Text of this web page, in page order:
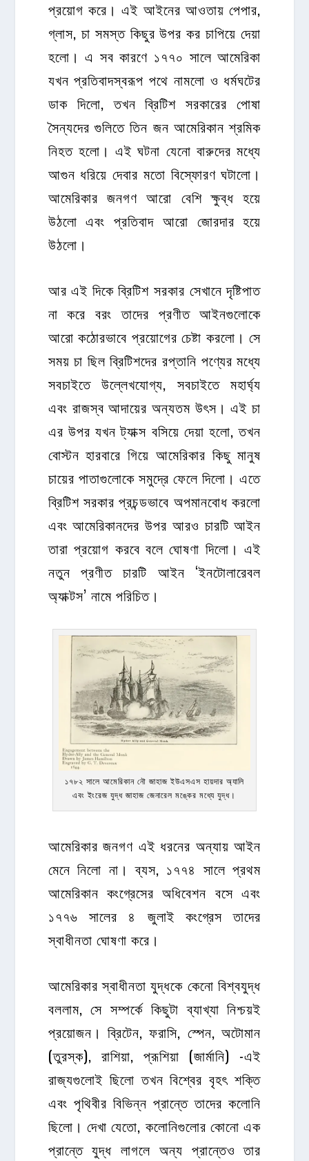
প্রয়োগ করে। এই আইনের আওতায় পেপার,
গ্লাস, চা সমস্ত কিছুর উপর কর চাপিয়ে দেয়া
হলো। এ সব কারণে ১৭৭০ সালে আমেরিকা
যখন প্রতিবাদস্বরূপ পথে নামলো ও ধর্মঘটের
ডাক দিলো, তখন ব্রিটিশ সরকারের পোষা
সৈন্যদের গুলিতে তিন জন আমেরিকান শ্রমিক
নিহত হলো। এই ঘটনা যেনো বারুদের মধ্যে
আগুন ধরিয়ে দেবার মতো বিস্ফোরণ ঘটালো।
আমেরিকার জনগণ আরো বেশি ক্ষুব্ধ হয়ে
উঠলো এবং প্রতিবাদ আরো জোরদার হয়ে
উঠলো।
আর এই দিকে ব্রিটিশ সরকার সেখানে দৃষ্টিপাত
না করে বরং তাদের প্রণীত আইনগুলোকে
আরো কঠোরভাবে প্রয়োগের চেষ্টা করলো। সে
সময় চা ছিল ব্রিটিশদের রপ্তানি পণ্যের মধ্যে
সবচাইতে উল্লেখযোগ্য, সবচাইতে মহার্ঘ্য
এবং রাজস্ব আদায়ের অন্যতম উৎস। এই চা
এর উপর যখন ট্যাক্স বসিয়ে দেয়া হলো, তখন
বোস্টন হারবারে গিয়ে আমেরিকার কিছু মানুষ
চায়ের পাতাগুলোকে সমুদ্রে ফেলে দিলো। এতে
ব্রিটিশ সরকার প্রচন্ডভাবে অপমানবোধ করলো
এবং আমেরিকানদের উপর আরও চারটি আইন
তারা প্রয়োগ করবে বলে ঘোষণা দিলো। এই
নতুন প্রণীত চারটি আইন ‘ইনটোলারেবল
অ্যাক্টস’ নামে পরিচিত।
১৭৮২ সালে আমেরিকান নৌ জাহাজ ইউএসএস হায়দার অ্যালি
এবং ইংরেজ যুদ্ধ জাহাজ জেনারেল মঙ্কের মধ্যে যুদ্ধ।
আমেরিকার জনগণ এই ধরনের অন্যায় আইন
মেনে নিলো না। ব্যস, ১৭৭৪ সালে প্রথম
আমেরিকান কংগ্রেসের অধিবেশন বসে এবং
১৭৭৬ সালের ৪ জুলাই কংগ্রেস তাদের
স্বাধীনতা ঘোষণা করে।
আমেরিকার স্বাধীনতা যুদ্ধকে কেনো বিশ্বযুদ্ধ
বললাম, সে সম্পর্কে কিছুটা ব্যাখ্যা নিশ্চয়ই
প্রয়োজন। ব্রিটেন, ফরাসি, স্পেন, অটোমান
(তুরস্ক), রাশিয়া, প্রূশিয়া (জার্মানি) -এই
রাজ্যগুলোই ছিলো তখন বিশ্বের বৃহৎ শক্তি
এবং পৃথিবীর বিভিন্ন প্রান্তে তাদের কলোনি
ছিলো। দেখা যেতো, কলোনিগুলোর কোনো এক
প্রান্তে যুদ্ধ লাগলে অন্য প্রান্তেও তার